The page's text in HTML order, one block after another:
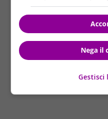
suore italiane furono
missione di Kamenge, a
arrestato un 33enne del
violentato le suore
giustificare la strageNega il
Gestisci